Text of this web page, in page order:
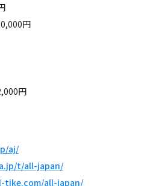
円
円
aj/
t/all-japan/
all-japan/